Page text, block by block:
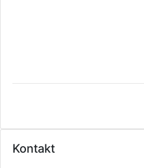
Kontakt